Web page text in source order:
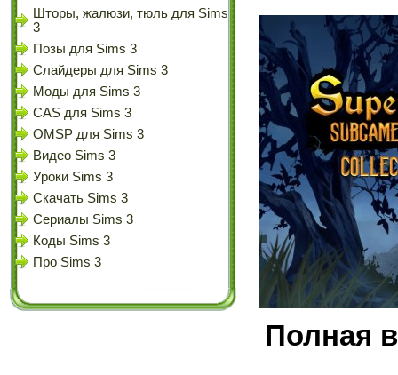
Шторы, жалюзи, тюль для Sims
3
Позы для Sims 3
Слайдеры для Sims 3
Моды для Sims 3
CAS для Sims 3
OMSP для Sims 3
Видео Sims 3
Уроки Sims 3
Скачать Sims 3
Сериалы Sims 3
Коды Sims 3
Про Sims 3
Полная